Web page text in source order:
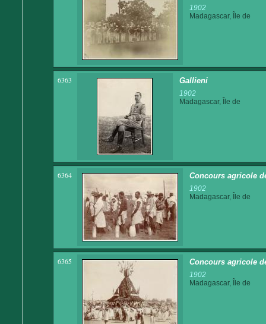
1902
Madagascar, Île de
6363 Gallieni
1902
Madagascar, Île de
6364 Concours agricole
1902
Madagascar, Île de
6365 Concours agricole
1902
Madagascar, Île de